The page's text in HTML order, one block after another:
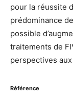
pour la réussite
prédominance de
possible
traitements de
perspectives
Référence